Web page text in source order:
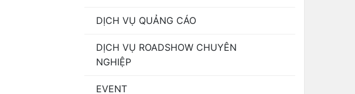
DỊCH VỤ QUẢNG CÁO
DỊCH VỤ ROADSHOW CHUYÊN
NGHIỆP
EVENT